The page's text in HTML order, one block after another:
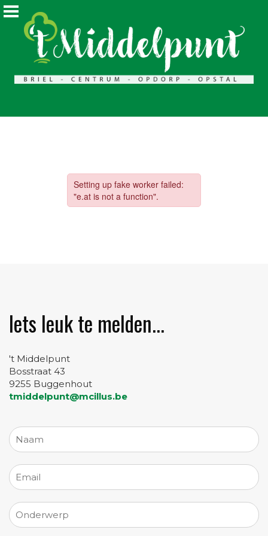
Iets leuk te melden...
't Middelpunt
Bosstraat 43
9255 Buggenhout
tmiddelpunt@mcillus.be